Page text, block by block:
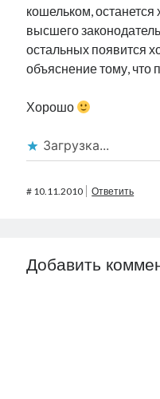
кошельком, останется
высшего
остальных появится
объяснение тому, что
Хорошо
Загрузка...
# 10.11.2010 Ответить
Добавить